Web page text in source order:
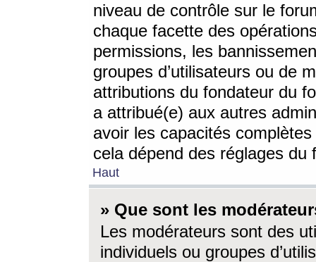
niveau de contrôle sur le
chaque facette des
permissions, les
groupes d’utilisateurs ou de
attributions du fondateur du
a attribué(e) aux autres
avoir les capacités
cela dépend des réglages du
Haut
» Que sont les
Les modérateurs sont des
individuels ou groupes